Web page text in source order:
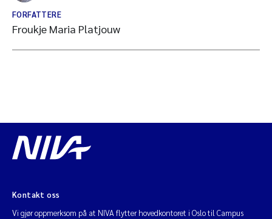
FORFATTERE
Froukje Maria Platjouw
Kontakt oss
Vi gjør oppmerksom på at NIVA flytter hovedkontoret i Oslo til Campus